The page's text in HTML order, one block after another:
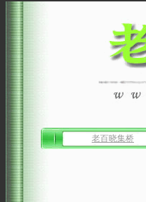
老百晓集桥